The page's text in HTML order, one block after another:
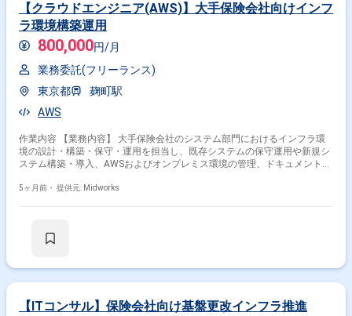
【クラウドエンジニア(AWS)】大手保険会社向けインフ
ラ環境構築運用
800,000円/月
業務委託(フリーランス)
東京都
麹町駅
AWS
作業内容 【業務内容】 大手保険会社のシステム部門におけるインフラ環
境の設計・構築・保守・運用を担当し、既存システムの保守運用や新規シ
ステム構築・導入、AWSおよびオンプレミス環境の管理、ドキュメント整
連ドキュメントのメンテナンス ・新規・既存システムの構築ドキュメント
ロール業務
5ヶ月前・ 提供元: Midworks
【ITコンサル】保険会社向け基盤更改インフラ推進